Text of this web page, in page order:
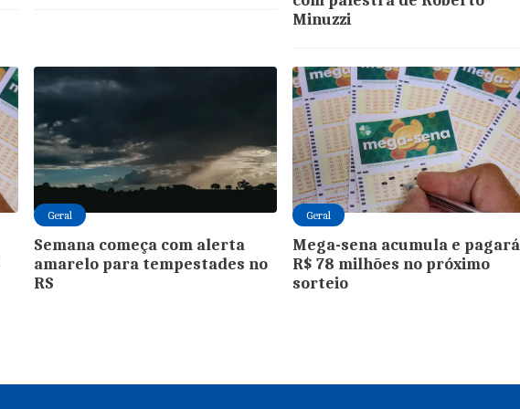
Minuzzi
Geral
Semana começa com alerta
amarelo para tempestades no
RS
Geral
Mega-sena acumula e pagará
R$ 78 milhões no próximo
sorteio